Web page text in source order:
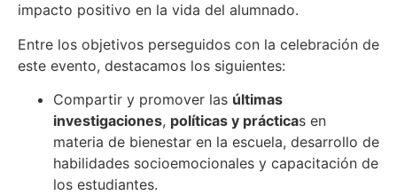
impacto positivo en la vida del alumnado.
Entre los objetivos perseguidos con la celebración de
este evento, destacamos los siguientes:
Compartir y promover las últimas
investigaciones, políticas y prácticas en
materia de bienestar en la escuela, desarrollo de
habilidades socioemocionales y capacitación de
los estudiantes.